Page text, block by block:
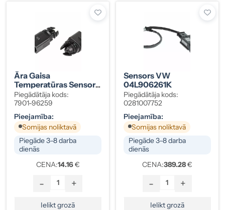
Āra Gaisa
Temperatūras Sensors
VAG, Kods 6RD820535
Piegādātāja kods:
7901-96259
Pieejamība:
Somijas noliktavā
Piegāde 3–8 darba
dienās
CENA:14.16€
- +
Ielikt grozā
Sensors VW
04L906261K
Piegādātāja kods:
0281007752
Pieejamība:
Somijas noliktavā
Piegāde 3–8 darba
dienās
CENA:389.28€
- +
Ielikt grozā